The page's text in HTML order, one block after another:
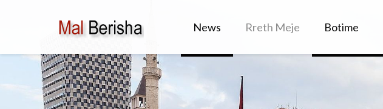
News Rreth Meje Botime